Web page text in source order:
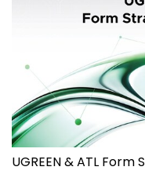
UGREEN & ATL